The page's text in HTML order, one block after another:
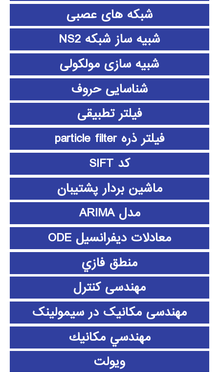
شبکه های عصبی
شبیه ساز شبکه NS2
شبیه سازی مولکولی
شناسایی حروف
فیلتر تطبیقی
فیلتر ذره particle filter
کد SIFT
ماشین بردار پشتیبان
مدل ARIMA
معادلات دیفرانسیل ODE
منطق فازي
مهندسی کنترل
مهندسی مکانیک در سیمولینک
مهندسي مكانيك
ویولت